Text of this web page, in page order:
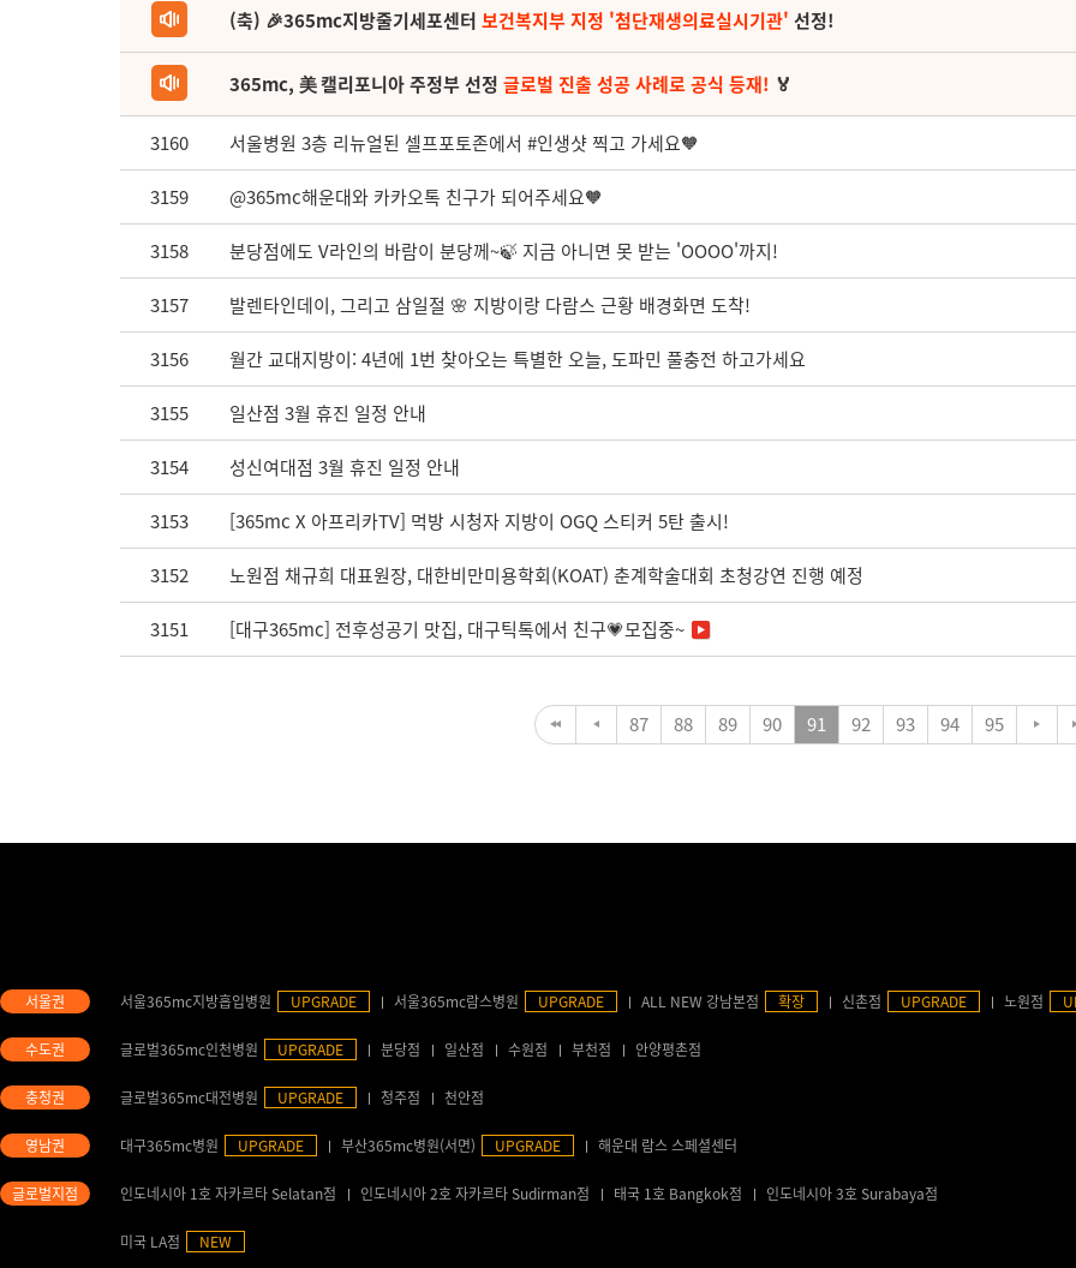
(축) 🎉365mc지방줄기세포센터 보건복지부 지정 '첨단재생의료실시기관' 선정!
365mc, 美 캘리포니아 주정부 선정 글로벌 진출 성공 사례로 공식 등재! 🏅
3160 서울병원 3층 리뉴얼된 셀프포토존에서 #인생샷 찍고 가세요🧡
3159 @365mc해운대와 카카오톡 친구가 되어주세요🧡
3158 분당점에도 V라인의 바람이 분당께~🍃 지금 아니면 못 받는 'OOOO'까지!
3157 발렌타인데이, 그리고 삼일절 🌸 지방이랑 다람스 근황 배경화면 도착!
3156 월간 교대지방이: 4년에 1번 찾아오는 특별한 오늘, 도파민 풀충전 하고가세요
3155 일산점 3월 휴진 일정 안내
3154 성신여대점 3월 휴진 일정 안내
3153 [365mc X 아프리카TV] 먹방 시청자 지방이 OGQ 스티커 5탄 출시!
3152 노원점 채규희 대표원장, 대한비만미용학회(KOAT) 춘계학술대회 초청강연 진행 예정
3151 [대구365mc] 전후성공기 맛집, 대구틱톡에서 친구💗모집중~
87 88 89 90 91 92 93 94 95
서울365mc지방흡입병원 UPGRADE 서울365mc람스병원 UPGRADE ALL NEW 강남본점 확장 신촌점 UPGRADE 노원점
글로벌365mc인천병원 UPGRADE 분당점 일산점 수원점 부천점 안양평촌점
글로벌365mc대전병원 UPGRADE 청주점 천안점
대구365mc병원 UPGRADE 부산365mc병원(서면) UPGRADE 해운대 람스 스페셜센터
인도네시아 1호 자카르타 Selatan점 인도네시아 2호 자카르타 Sudirman점 태국 1호 Bangkok점 인도네시아 3호 Surabaya점
미국 LA점 NEW